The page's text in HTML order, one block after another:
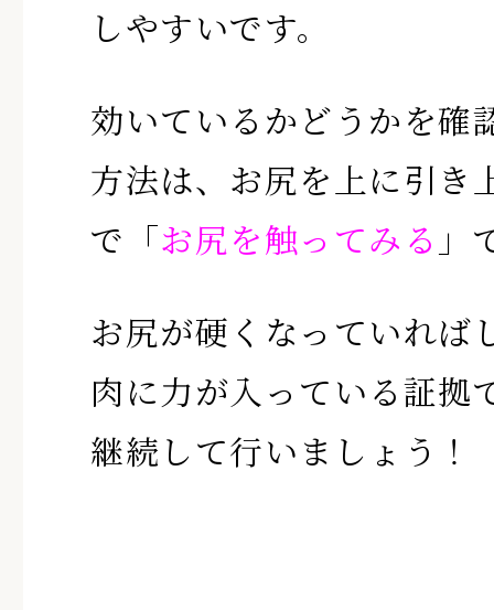
しやすいです。
効いているかどうかを確
方法は、お尻を上に引き
で「お尻を触ってみる 」
お尻が硬くなっていれば
肉に力が入っている証拠
継続して行いましょう！